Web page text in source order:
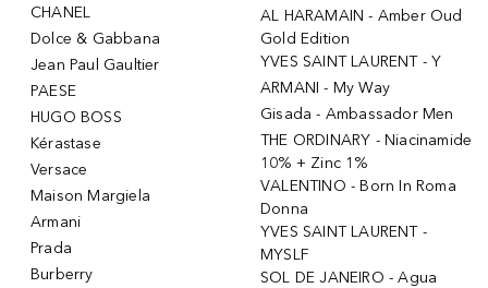
CHANEL
Dolce & Gabbana
Jean Paul Gaultier
PAESE
HUGO BOSS
Kérastase
Versace
Maison Margiela
Armani
Prada
Burberry
AL HARAMAIN - Amber Oud
Gold Edition
YVES SAINT LAURENT - Y
ARMANI - My Way
Gisada - Ambassador Men
THE ORDINARY - Niacinamide
10% + Zinc 1%
VALENTINO - Born In Roma
Donna
YVES SAINT LAURENT -
MYSLF
SOL DE JANEIRO - Agua